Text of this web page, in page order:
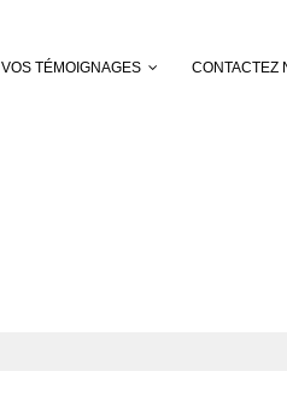
VOS TÉMOIGNAGES CONTACTEZ